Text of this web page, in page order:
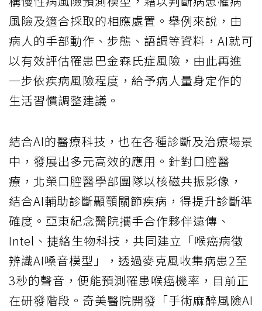
風險及適合採取的相應處置。舉例來說，由
病人的手部動作、步態、語調等資料，AI就可
以有效評估罹患巴金森氏症風險，由此再進
一步依疾病風險程度，給予病人量身定作的
生活習慣調整建議。
結合AI的醫療科技，也在各種診斷及治療場景
中，發展出多元高效的應用。針對口腔醫
療，北榮口腔醫學部團隊以核磁共振影像，
結合AI輔助診斷顳顎關節疾病，得提升診斷準
確度。亞東紀念醫院攜手合作夥伴遠傳、
Intel、捷絡生物科技，共同建立「喉癌病徵
辨識AI嗓音模型」，透過麥克風收集病患2至
3秒的聲音，便能預測罹患喉癌機率，目前正
在研發階段。奇美醫院開發「手術麻醉風險AI